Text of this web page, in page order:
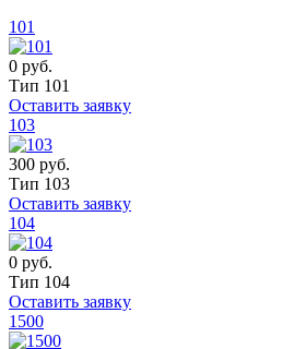
101
0 руб.
Тип 101
Оставить заявку
103
300 руб.
Тип 103
Оставить заявку
104
0 руб.
Тип 104
Оставить заявку
1500